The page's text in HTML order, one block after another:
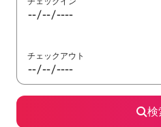
チェックアウト
検